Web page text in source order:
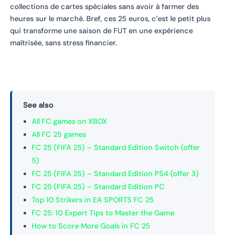
collections de cartes spéciales sans avoir à farmer des
heures sur le marché. Bref, ces 25 euros, c’est le petit plus
qui transforme une saison de FUT en une expérience
maîtrisée, sans stress financier.
See also
All FC games on XBOX
All FC 25 games
FC 25 (FIFA 25) – Standard Edition Switch (offer
5)
FC 25 (FIFA 25) – Standard Edition PS4 (offer 3)
FC 25 (FIFA 25) – Standard Edition PC
Top 10 Strikers in EA SPORTS FC 25
FC 25: 10 Expert Tips to Master the Game
How to Score More Goals in FC 25